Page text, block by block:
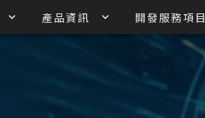
產品資訊 開發服務項目